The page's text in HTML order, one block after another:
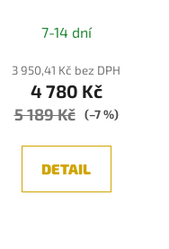
7-14 dní
3 950,41 Kč bez DPH
4 780 Kč
5 189 Kč (–7 %)
DETAIL